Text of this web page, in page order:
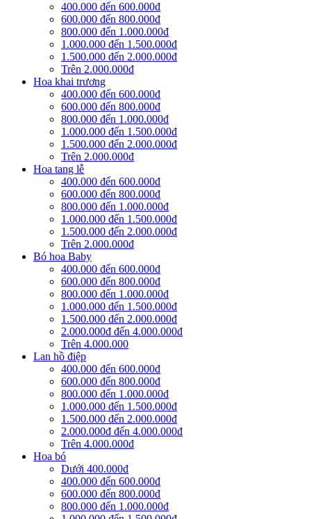
400.000 đến 600.000đ
600.000 đến 800.000đ
800.000 đến 1.000.000đ
1.000.000 đến 1.500.000đ
1.500.000 đến 2.000.000đ
Trên 2.000.000đ
Hoa khai trương
400.000 đến 600.000đ
600.000 đến 800.000đ
800.000 đến 1.000.000đ
1.000.000 đến 1.500.000đ
1.500.000 đến 2.000.000đ
Trên 2.000.000đ
Hoa tang lễ
400.000 đến 600.000đ
600.000 đến 800.000đ
800.000 đến 1.000.000đ
1.000.000 đến 1.500.000đ
1.500.000 đến 2.000.000đ
Trên 2.000.000đ
Bó hoa Baby
400.000 đến 600.000đ
600.000 đến 800.000đ
800.000 đến 1.000.000đ
1.000.000 đến 1.500.000đ
1.500.000 đến 2.000.000đ
2.000.000đ đến 4.000.000đ
Trên 4.000.000
Lan hồ điệp
400.000 đến 600.000đ
600.000 đến 800.000đ
800.000 đến 1.000.000đ
1.000.000 đến 1.500.000đ
1.500.000 đến 2.000.000đ
2.000.000đ đến 4.000.000đ
Trên 4.000.000đ
Hoa bó
Dưới 400.000đ
400.000 đến 600.000đ
600.000 đến 800.000đ
800.000 đến 1.000.000đ